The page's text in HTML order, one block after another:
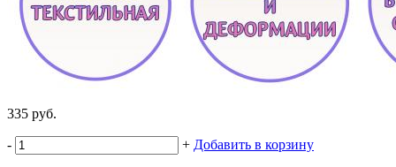
335 руб.
- + Добавить в корзину